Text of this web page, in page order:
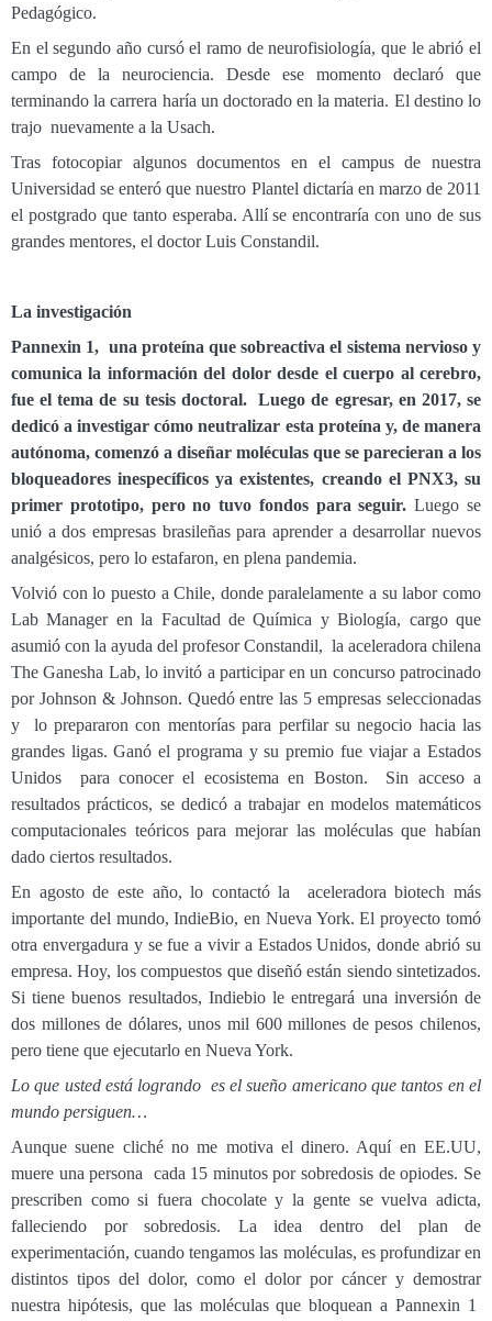
Pedagógico.
En el segundo año cursó el ramo de neurofisiología, que le abrió el
campo de la neurociencia. Desde ese momento declaró que
terminando la carrera haría un doctorado en la materia. El destino lo
trajo nuevamente a la Usach.
Tras fotocopiar algunos documentos en el campus de nuestra
Universidad se enteró que nuestro Plantel dictaría en marzo de 2011
el postgrado que tanto esperaba. Allí se encontraría con uno de sus
grandes mentores, el doctor Luis Constandil.
La investigación
Pannexin 1, una proteína que sobreactiva el sistema nervioso y
comunica la información del dolor desde el cuerpo al cerebro,
fue el tema de su tesis doctoral. Luego de egresar, en 2017, se
dedicó a investigar cómo neutralizar esta proteína y, de manera
autónoma, comenzó a diseñar moléculas que se parecieran a los
bloqueadores inespecíficos ya existentes, creando el PNX3, su
primer prototipo, pero no tuvo fondos para seguir.Luego se
unió a dos empresas brasileñas para aprender a desarrollar nuevos
analgésicos, pero lo estafaron, en plena pandemia.
Volvió con lo puesto a Chile, donde paralelamente a su labor como
Lab Manager en la Facultad de Química y Biología, cargo que
asumió con la ayuda del profesor Constandil, la aceleradora chilena
The Ganesha Lab, lo invitó a participar en un concurso patrocinado
por Johnson & Johnson. Quedó entre las 5 empresas seleccionadas
y lo prepararon con mentorías para perfilar su negocio hacia las
grandes ligas. Ganó el programa y su premio fue viajar a Estados
Unidos para conocer el ecosistema en Boston. Sin acceso a
resultados prácticos, se dedicó a trabajar en modelos matemáticos
computacionales teóricos para mejorar las moléculas que habían
dado ciertos resultados.
En agosto de este año, lo contactó la aceleradora biotech más
importante del mundo, IndieBio, en Nueva York. El proyecto tomó
otra envergadura y se fue a vivir a Estados Unidos, donde abrió su
empresa. Hoy, los compuestos que diseñó están siendo sintetizados.
Si tiene buenos resultados, Indiebio le entregará una inversión de
dos millones de dólares, unos mil 600 millones de pesos chilenos,
pero tiene que ejecutarlo en Nueva York.
Lo que usted está logrando es el sueño americano que tantos en el
mundo persiguen…
Aunque suene cliché no me motiva el dinero. Aquí en EE.UU,
muere una persona cada 15 minutos por sobredosis de opiodes. Se
prescriben como si fuera chocolate y la gente se vuelva adicta,
falleciendo por sobredosis. La idea dentro del plan de
experimentación, cuando tengamos las moléculas, es profundizar en
distintos tipos del dolor, como el dolor por cáncer y demostrar
nuestra hipótesis, que las moléculas que bloquean a Pannexin 1